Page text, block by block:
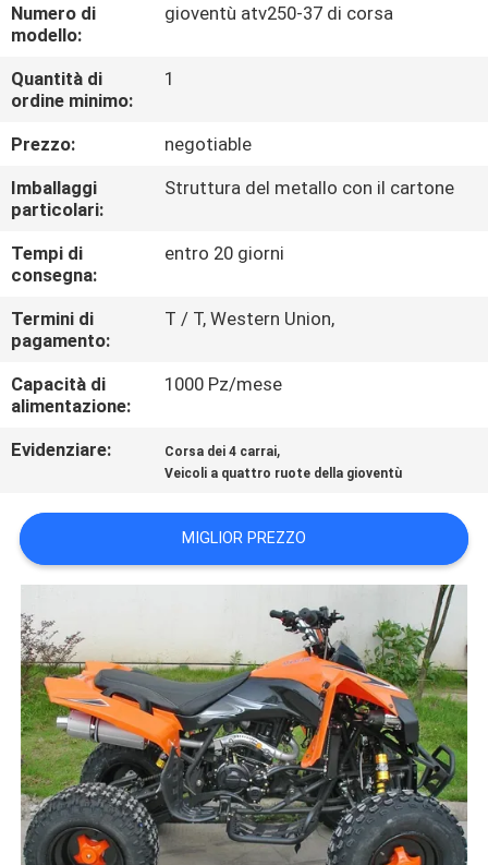
CONTROLLO
DI
QUALITÀ
CONTATTICI
RICHIEDA
UNA
CITAZIONE
DEL
SITO
POLITICA
SULLA
PRIVACY
Numero di
modello:
gioventù atv250-37 di corsa
Quantità di
ordine minimo:
1
Prezzo:
negotiable
Imballaggi
particolari:
Struttura del metallo con il cartone
Tempi di
consegna:
entro 20 giorni
Termini di
pagamento:
T / T, Western Union,
Capacità di
alimentazione:
1000 Pz/mese
Evidenziare: Corsa dei 4 carrai,
Veicoli a quattro ruote della gioventù
MIGLIOR PREZZO